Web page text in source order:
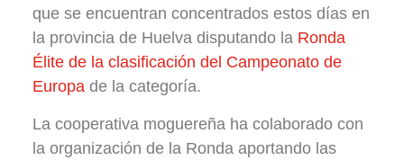
que se encuentran concentrados estos días en
la provincia de Huelva disputando la Ronda
Élite de la clasificación del Campeonato de
Europade la categoría.
La cooperativa moguereña ha colaborado con
la organización de la Ronda aportando las